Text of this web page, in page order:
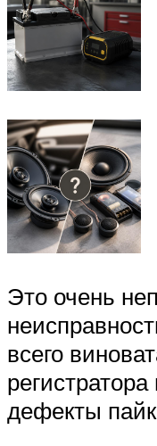
Это очень
всего
дефекты